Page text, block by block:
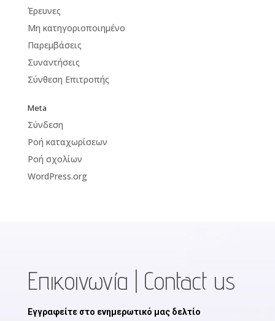
Έρευνες
Μη κατηγοριοποιημένο
Παρεμβάσεις
Συναντήσεις
Σύνθεση Επιτροπής
Meta
Σύνδεση
Ροή καταχωρίσεων
Ροή σχολίων
WordPress.org
Επικοινωνία | Contact us
Εγγραφείτε στο ενημερωτικό μας δελτίο